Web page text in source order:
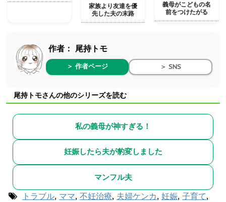
家族より友達を優
先した夫の末路
義母がこどもの名
前をつけたがる
作者： 尾持トモ
＞ 作者ページ ＞ SNS
尾持トモさんの他のシリーズを読む
私の義母が神すぎる！
妊娠したら夫が豹変しました
マンフル夫
トラブル, ママ, 不妊治療, 夫婦ケンカ, 妊娠, 子育て,